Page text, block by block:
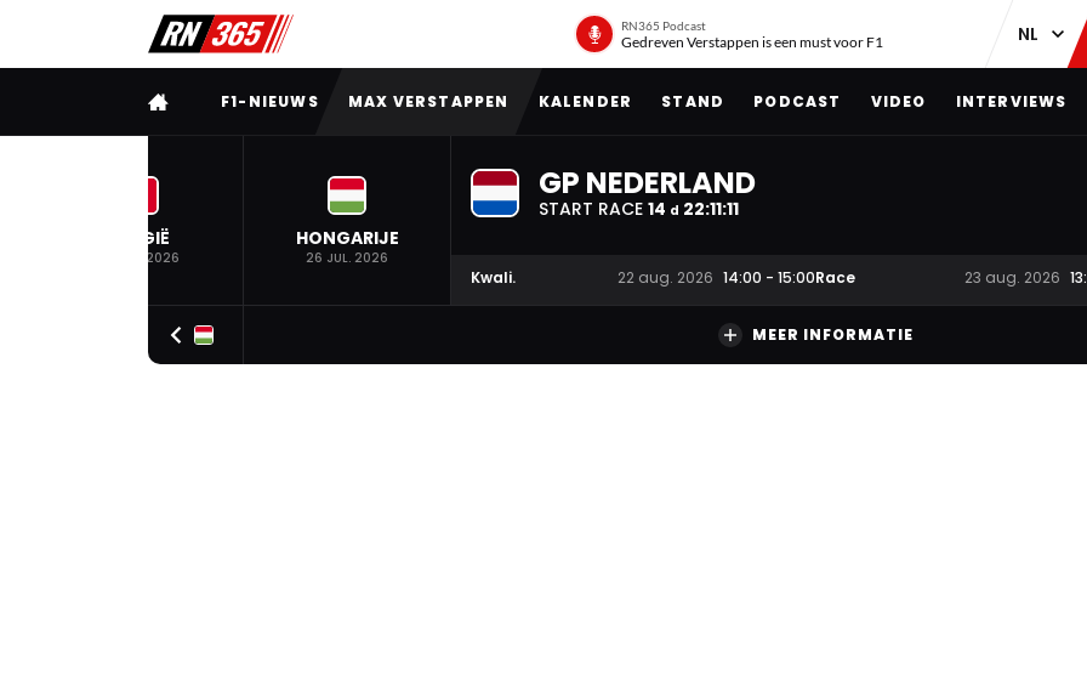
RN365 Podcast
Gedreven Verstappen is een must voor F1
VOLLEDIG MENU
F1-NIEUWS MAX VERSTAPPEN KALENDER STAND PODCAST VIDEO INTERVIEWS
BELGIË
19 JUL. 2026
HONGARIJE
26 JUL. 2026
GP NEDERLAND
START RACE 14 d 22:11:10
Kwali. 22 aug. 2026 14:00 - 15:00Race 23 aug. 2026
MEER INFORMATIE